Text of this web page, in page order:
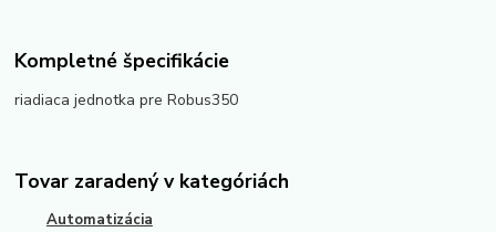
Kompletné špecifikácie
riadiaca jednotka pre Robus350
Tovar zaradený v kategóriách
Automatizácia